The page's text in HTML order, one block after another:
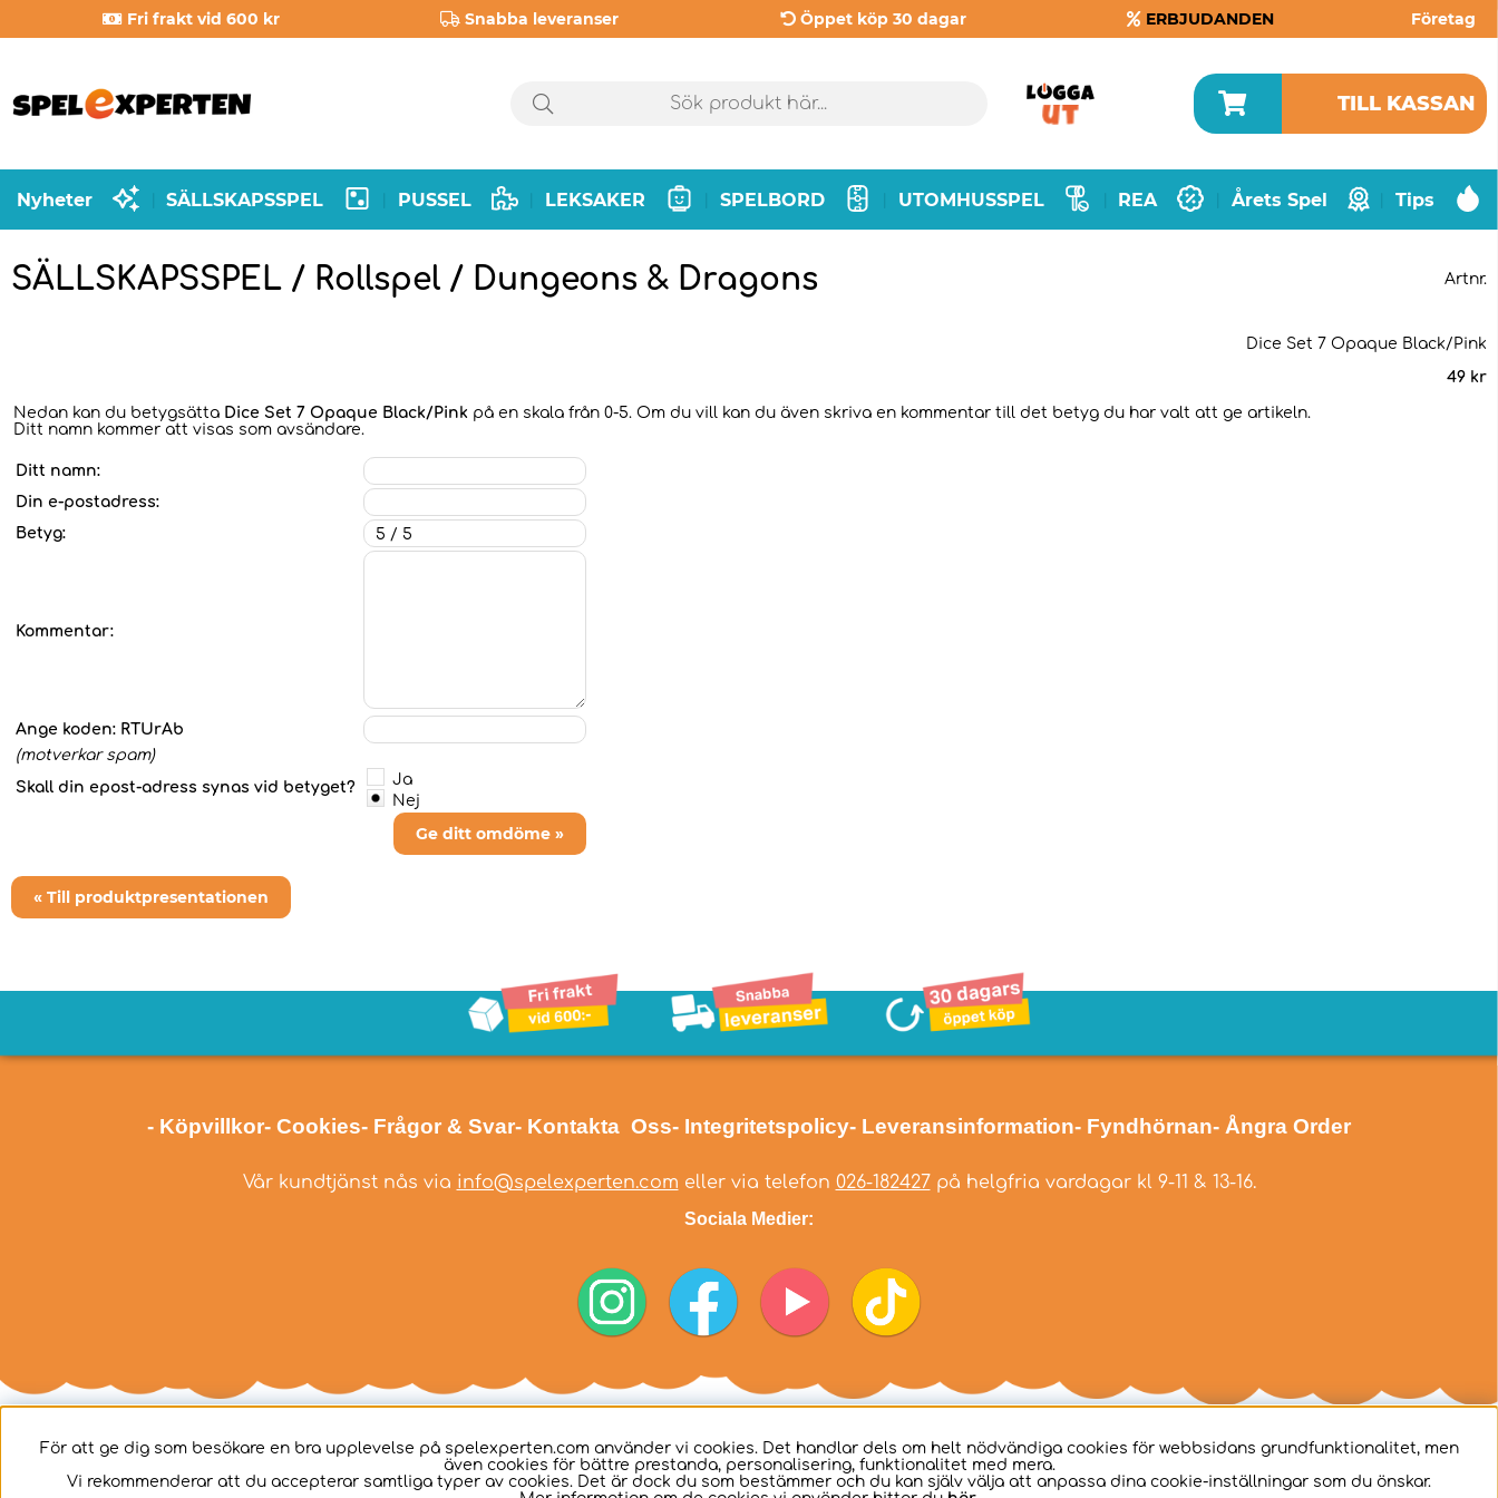
Fri frakt vid 600 kr Snabba leveranser Öppet köp 30 dagar ERBJUDANDEN Företag
TILL KASSAN
Nyheter SÄLLSKAPSSPEL PUSSEL LEKSAKER SPELBORD UTOMHUSSPEL REA Årets Spel Tips
SÄLLSKAPSSPEL / Rollspel / Dungeons & Dragons Artnr.
Dice Set 7 Opaque Black/Pink
49 kr
Nedan kan du betygsätta Dice Set 7 Opaque Black/Pink på en skala från 0-5. Om du vill kan du även skriva en kommentar till det betyg du har valt att ge artikeln.
Ditt namn kommer att visas som avsändare.
Ditt namn:
Din e-postadress:
Betyg:
Kommentar:
Ange koden: RTUrAb
(motverkar spam)
Skall din epost-adress synas vid betyget?
Ja
Nej
Ge ditt omdöme »
« Till produktpresentationen
- Köpvillkor- Cookies- Frågor & Svar- Kontakta Oss- Integritetspolicy- Leveransinformation- Fyndhörnan- Ångra Order
Vår kundtjänst nås via info@spelexperten.com eller via telefon 026-182427på helgfria vardagar kl 9-11 & 13-16.
Sociala Medier:
För att ge dig som besökare en bra upplevelse på spelexperten.com använder vi cookies. Det handlar dels om helt nödvändiga cookies för webbsidans grundfunktionalitet, men
även cookies för bättre prestanda, personalisering, funktionalitet med mera.
Vi rekommenderar att du accepterar samtliga typer av cookies. Det är dock du som bestämmer och du kan själv välja att anpassa dina cookie-inställningar som du önskar.